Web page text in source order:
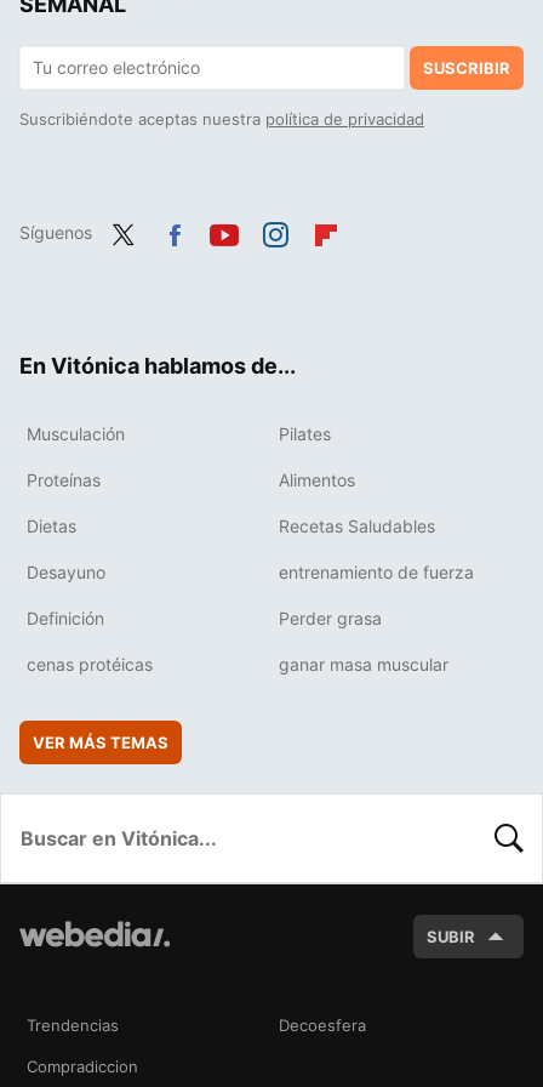
SUSCRIBIR
Suscribiéndote aceptas nuestra política de privacidad
Síguenos
En Vitónica hablamos de...
Musculación Pilates
Proteínas Alimentos
Dietas Recetas Saludables
Desayuno entrenamiento de fuerza
Definición Perder grasa
cenas protéicas ganar masa muscular
VER MÁS TEMAS
SUBIR
Trendencias Decoesfera
Compradiccion